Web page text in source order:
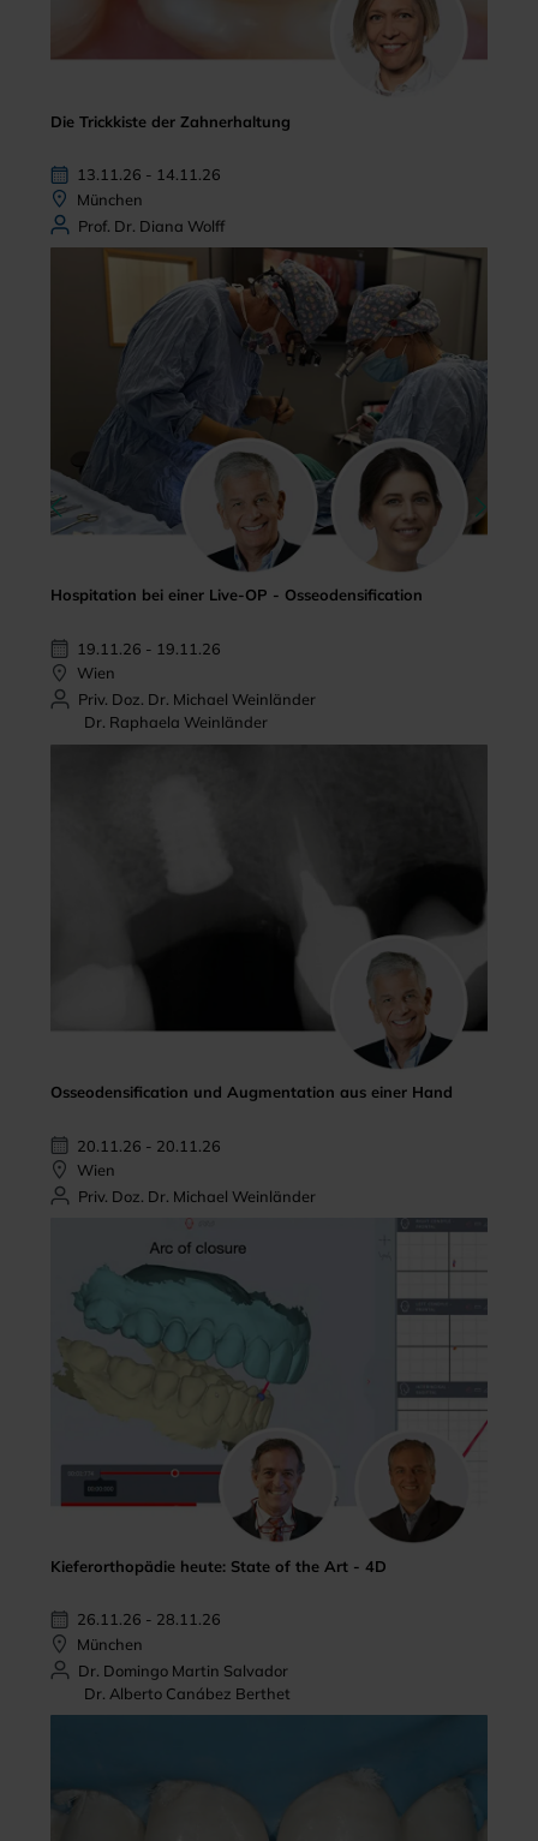
Die Trickkiste der Zahnerhaltung
13.11.26 - 14.11.26
München
Prof. Dr. Diana Wolff
Hospitation bei einer Live-OP - Osseodensification
19.11.26 - 19.11.26
Wien
Priv. Doz. Dr. Michael Weinländer
Dr. Raphaela Weinländer
Osseodensification und Augmentation aus einer Hand
20.11.26 - 20.11.26
Wien
Priv. Doz. Dr. Michael Weinländer
Kieferorthopädie heute: State of the Art - 4D
26.11.26 - 28.11.26
München
Dr. Domingo Martin Salvador
Dr. Alberto Canábez Berthet